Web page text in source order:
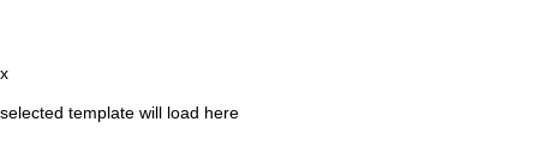
x
selected template will load here